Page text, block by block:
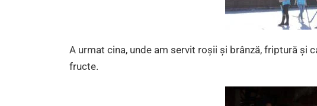
A urmat cina, unde am servit roșii și brânză, friptură și
fructe.